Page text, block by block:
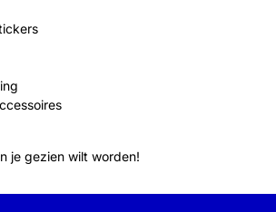
je gezien wilt worden!